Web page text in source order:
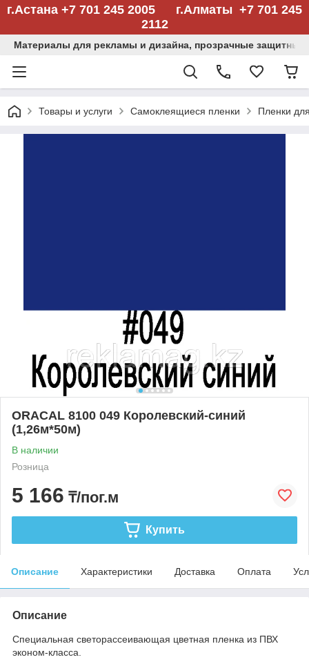
г.Астана +7 701 245 2005 г.Алматы +7 701 245
2112
Материалы для рекламы и дизайна, прозрачные защитные
Товары и услуги Самоклеящиеся пленки Пленки
ORACAL 8100 049 Королевский-синий
(1,26м*50м)
В наличии
Розница
5 166 ₸/пог.м
Купить
Описание Характеристики Доставка Оплата
Описание
Специальная светорассеивающая цветная пленка из ПВХ
эконом-класса.